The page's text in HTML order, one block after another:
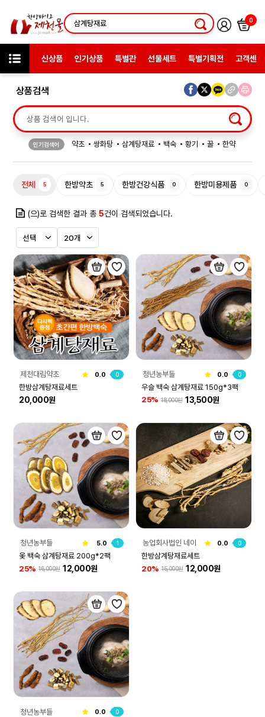
0
신상품 인기상품 특별관 선물세트 특별기획전 고객센터
상품검색
인기검색어 약초 쌍화탕 삼계탕재료 백숙 황기 꿀
한약
전체 5 한방약초 5 한방건강식품 0 한방미용제품 0
(으)로 검색한 결과 총5건이 검색되었습니다.
제천대림약초 0.0 0
한방삼계탕재료세트
20,000원
청년농부들 0.0 0
우슬 백숙 삼계탕재료 150g*3팩
25% 18,000원 13,500원
청년농부들 5.0 1
옻 백숙 삼계탕재료 200g*2팩
25% 16,000원 12,000원
농업회사법인 네이
처그린(주)
0.0 0
한방삼계탕재료세트
20% 15,000원 12,000원
청년농부들 0.0 0